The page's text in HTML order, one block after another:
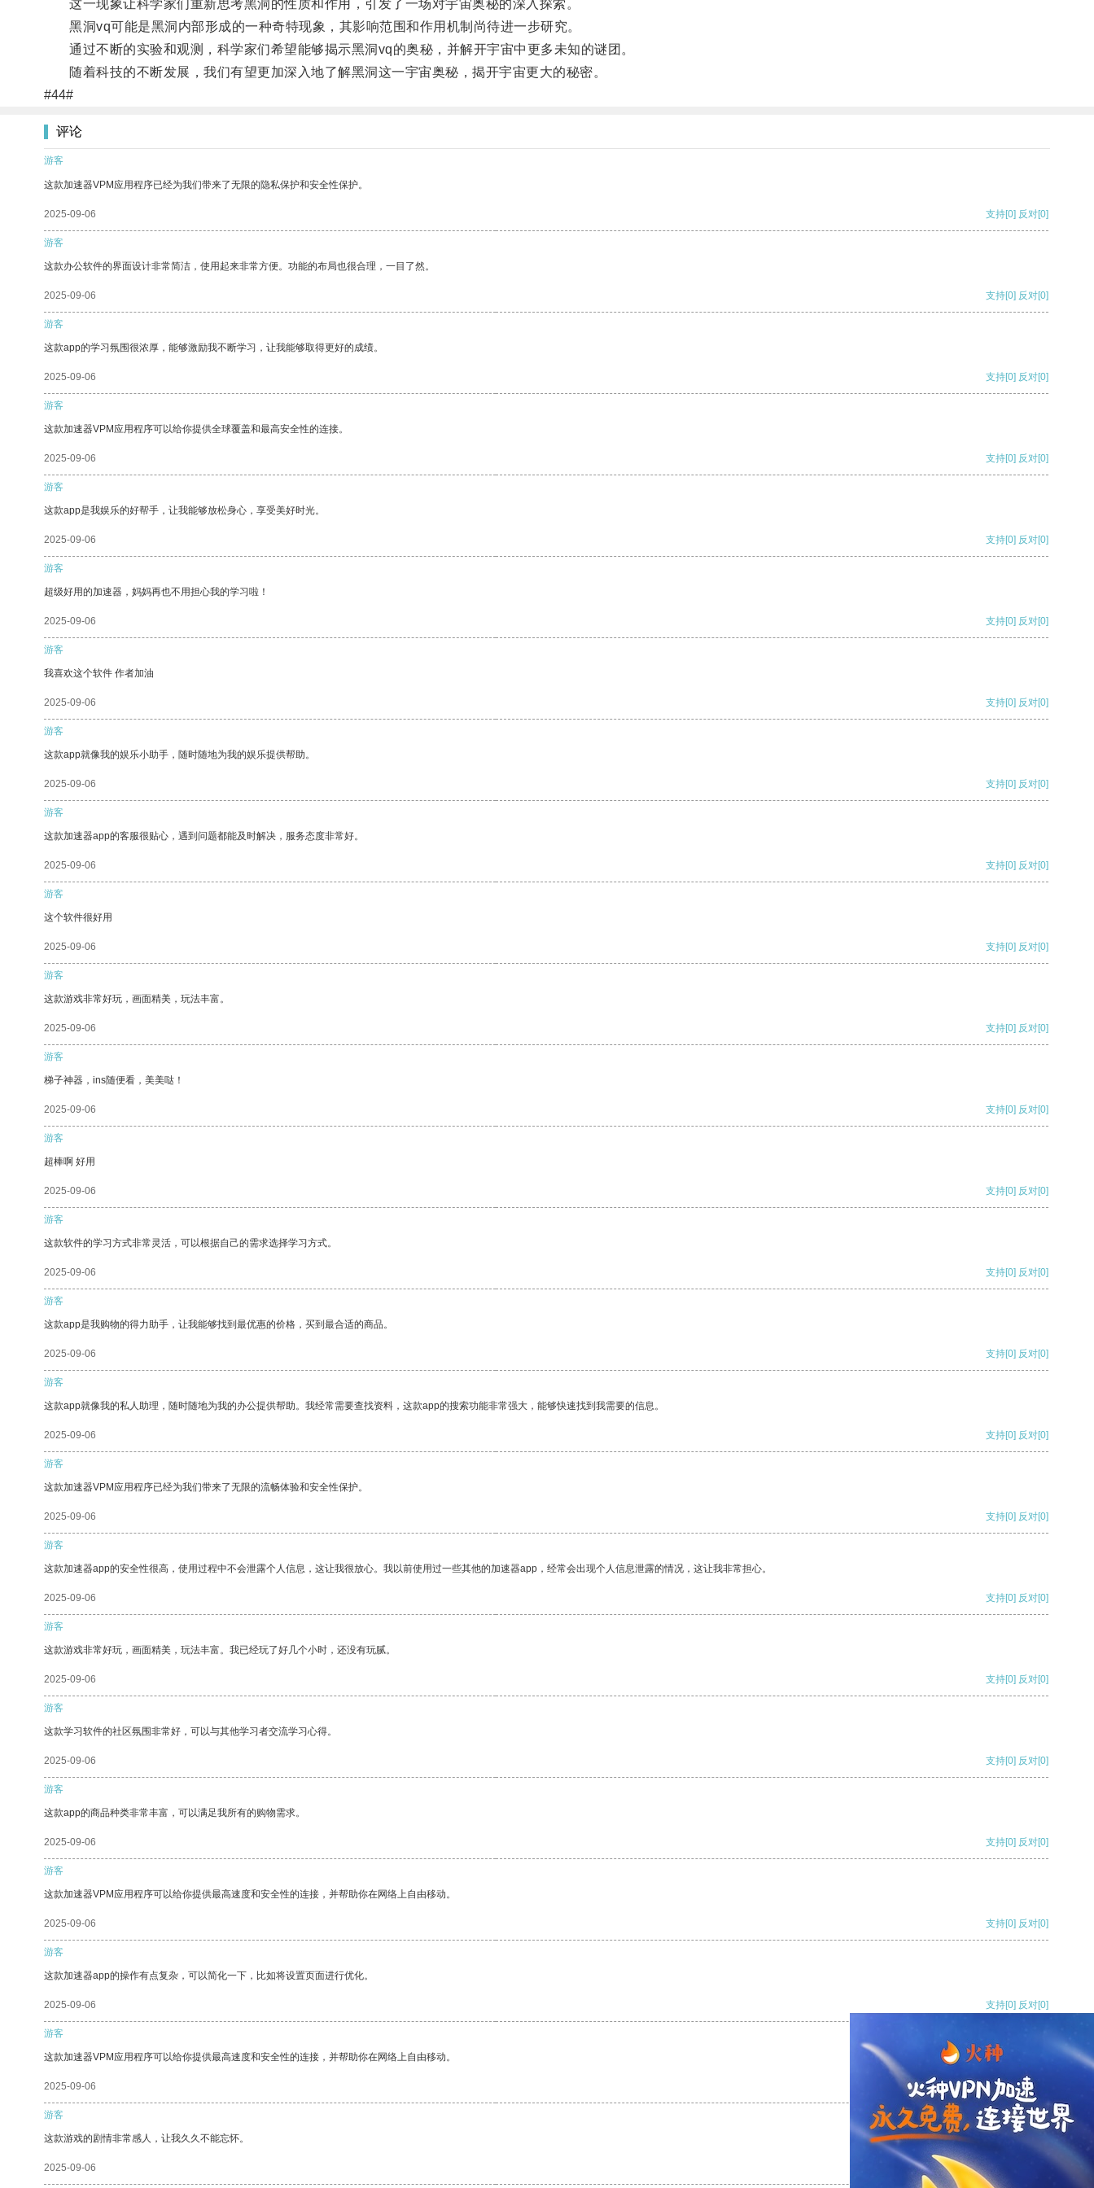
这一现象让科学家们重新思考黑洞的性质和作用，引发了一场对宇宙奥秘的深入探索。
黑洞vq可能是黑洞内部形成的一种奇特现象，其影响范围和作用机制尚待进一步研究。
通过不断的实验和观测，科学家们希望能够揭示黑洞vq的奥秘，并解开宇宙中更多未知的谜团。
随着科技的不断发展，我们有望更加深入地了解黑洞这一宇宙奥秘，揭开宇宙更大的秘密。
#44#
评论
游客
这款加速器VPM应用程序已经为我们带来了无限的隐私保护和安全性保护。
2025-09-06 支持[0] 反对[0]
游客
这款办公软件的界面设计非常简洁，使用起来非常方便。功能的布局也很合理，一目了然。
2025-09-06 支持[0] 反对[0]
游客
这款app的学习氛围很浓厚，能够激励我不断学习，让我能够取得更好的成绩。
2025-09-06 支持[0] 反对[0]
游客
这款加速器VPM应用程序可以给你提供全球覆盖和最高安全性的连接。
2025-09-06 支持[0] 反对[0]
游客
这款app是我娱乐的好帮手，让我能够放松身心，享受美好时光。
2025-09-06 支持[0] 反对[0]
游客
超级好用的加速器，妈妈再也不用担心我的学习啦！
2025-09-06 支持[0] 反对[0]
游客
我喜欢这个软件 作者加油
2025-09-06 支持[0] 反对[0]
游客
这款app就像我的娱乐小助手，随时随地为我的娱乐提供帮助。
2025-09-06 支持[0] 反对[0]
游客
这款加速器app的客服很贴心，遇到问题都能及时解决，服务态度非常好。
2025-09-06 支持[0] 反对[0]
游客
这个软件很好用
2025-09-06 支持[0] 反对[0]
游客
这款游戏非常好玩，画面精美，玩法丰富。
2025-09-06 支持[0] 反对[0]
游客
梯子神器，ins随便看，美美哒！
2025-09-06 支持[0] 反对[0]
游客
超棒啊 好用
2025-09-06 支持[0] 反对[0]
游客
这款软件的学习方式非常灵活，可以根据自己的需求选择学习方式。
2025-09-06 支持[0] 反对[0]
游客
这款app是我购物的得力助手，让我能够找到最优惠的价格，买到最合适的商品。
2025-09-06 支持[0] 反对[0]
游客
这款app就像我的私人助理，随时随地为我的办公提供帮助。我经常需要查找资料，这款app的搜索功能非常强大，能够快速找到我需要的信息。
2025-09-06 支持[0] 反对[0]
游客
这款加速器VPM应用程序已经为我们带来了无限的流畅体验和安全性保护。
2025-09-06 支持[0] 反对[0]
游客
这款加速器app的安全性很高，使用过程中不会泄露个人信息，这让我很放心。我以前使用过一些其他的加速器app，经常会出现个人信息泄露的情况，这让我非常担心。
2025-09-06 支持[0] 反对[0]
游客
这款游戏非常好玩，画面精美，玩法丰富。我已经玩了好几个小时，还没有玩腻。
2025-09-06 支持[0] 反对[0]
游客
这款学习软件的社区氛围非常好，可以与其他学习者交流学习心得。
2025-09-06 支持[0] 反对[0]
游客
这款app的商品种类非常丰富，可以满足我所有的购物需求。
2025-09-06 支持[0] 反对[0]
游客
这款加速器VPM应用程序可以给你提供最高速度和安全性的连接，并帮助你在网络上自由移动。
2025-09-06 支持[0] 反对[0]
游客
这款加速器app的操作有点复杂，可以简化一下，比如将设置页面进行优化。
2025-09-06 支持[0] 反对[0]
游客
这款加速器VPM应用程序可以给你提供最高速度和安全性的连接，并帮助你在网络上自由移动。
2025-09-06 支持[0] 反对
游客
这款游戏的剧情非常感人，让我久久不能忘怀。
2025-09-06 支持